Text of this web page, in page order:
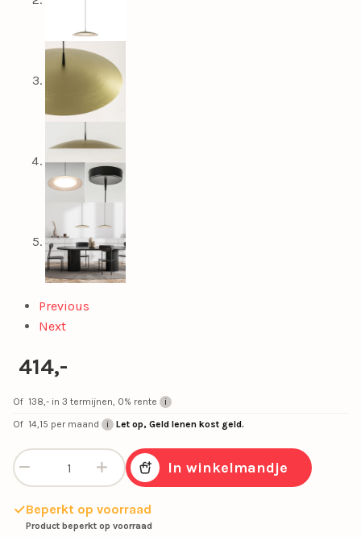
Previous
Next
414,-
Of 138,- in 3 termijnen, 0% rente
Of 14,15 per maand Let op, Geld lenen kost geld.
Hanglamp Scala 45 matgoud dtw aantal
In winkelmandje
Beperkt op voorraad
Product beperkt op voorraad